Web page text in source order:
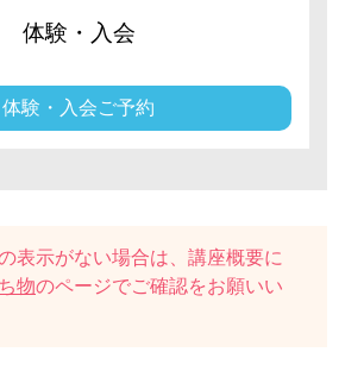
体験・入会
体験・入会ご予約
表示がない場合は、講座概要に
物のページでご確認をお願いい